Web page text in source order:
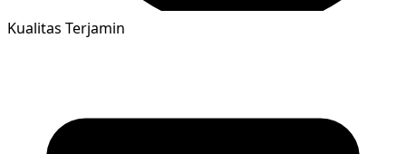
Kualitas Terjamin